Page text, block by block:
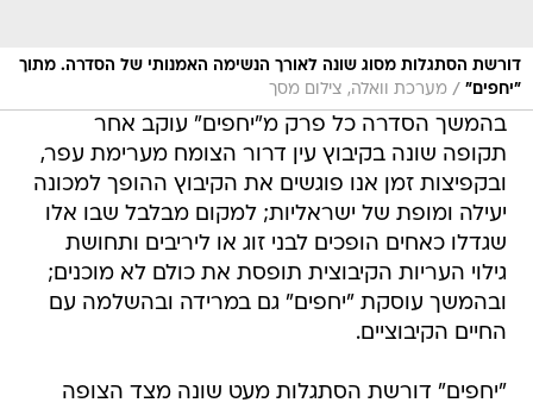
דורשת הסתגלות מסוג שונה לאורך הנשימה האמנותי של הסדרה. מתוך
"יחפים" / מערכת וואלה, צילום מסך
בהמשך הסדרה כל פרק מ"יחפים" עוקב אחר
תקופה שונה בקיבוץ עין דרור הצומח מערימת עפר,
ובקפיצות זמן אנו פוגשים את הקיבוץ ההופך למכונה
יעילה ומופת של ישראליות; למקום מבלבל שבו אלו
שגדלו כאחים הופכים לבני זוג או ליריבים ותחושת
גילוי העריות הקיבוצית תופסת את כולם לא מוכנים;
ובהמשך עוסקת "יחפים" גם במרידה ובהשלמה עם
החיים הקיבוציים.
"יחפים" דורשת הסתגלות מעט שונה מצד הצופה